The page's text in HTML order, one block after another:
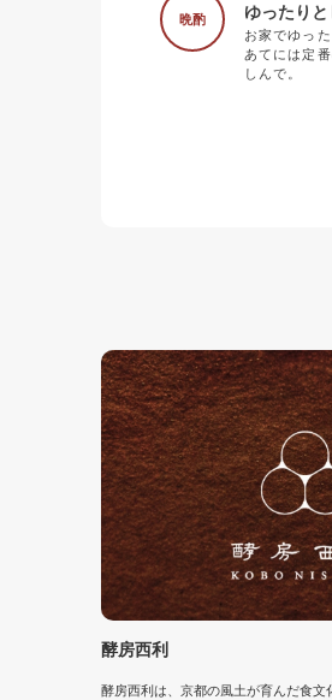
晩酌 ゆったり
お家でゆっ
あてには定
しんで。
酵房西利
酵房西利は、京都の風土が育んだ食文